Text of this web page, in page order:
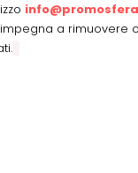
impegna a rimuovere